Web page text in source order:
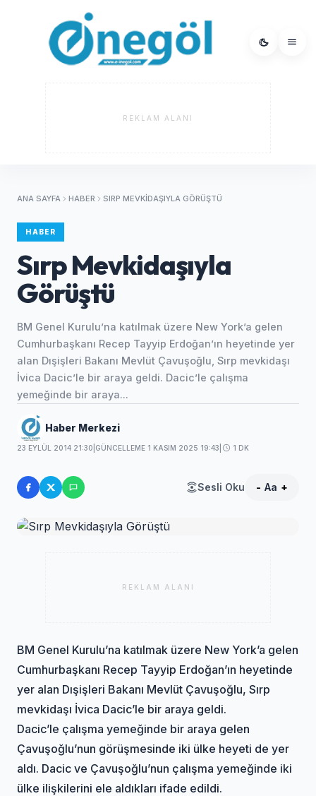
REKLAM ALANI
ANA SAYFA HABER SIRP MEVKIDAŞIYLA GÖRÜŞTÜ
HABER
Sırp Mevkidaşıyla
Görüştü
BM Genel Kurulu’na katılmak üzere New York’a gelen
Cumhurbaşkanı Recep Tayyip Erdoğan’ın heyetinde yer
alan Dışişleri Bakanı Mevlüt Çavuşoğlu, Sırp mevkidaşı
İvica Dacic’le bir araya geldi. Dacic’le çalışma
yemeğinde bir araya...
Haber Merkezi
23 EYLÜL 2014 21:30 GÜNCELLEME 1 KASIM 2025 19:43 1 DK
Sesli Oku - Aa +
REKLAM ALANI
BM Genel Kurulu’na katılmak üzere New York’a gelen
Cumhurbaşkanı Recep Tayyip Erdoğan’ın heyetinde
yer alan Dışişleri Bakanı Mevlüt Çavuşoğlu, Sırp
mevkidaşı İvica Dacic’le bir araya geldi.
Dacic’le çalışma yemeğinde bir araya gelen
Çavuşoğlu’nun görüşmesinde iki ülke heyeti de yer
aldı. Dacic ve Çavuşoğlu’nun çalışma yemeğinde iki
ülke ilişkilerini ele aldıkları ifade edildi.